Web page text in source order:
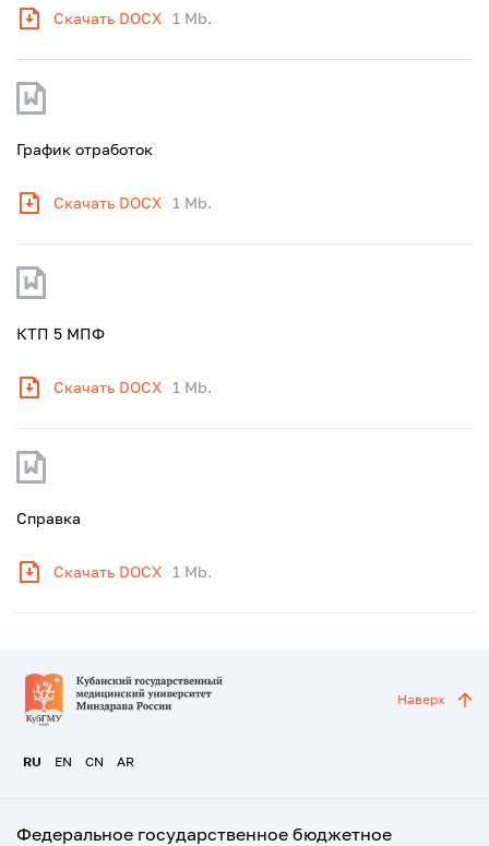
Скачать DOCX 1 Mb.
График отработок
Скачать DOCX 1 Mb.
КТП 5 МПФ
Скачать DOCX 1 Mb.
Справка
Скачать DOCX 1 Mb.
RU EN CN AR
Наверх
Федеральное государственное бюджетное